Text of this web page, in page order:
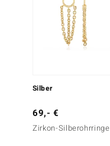
Silber
69,- €
Zirkon-Silberohrringe